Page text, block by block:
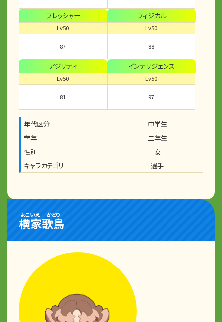
プレッシャー
Lv50
87
フィジカル
Lv50
88
アジリティ
Lv50
81
インテリジェンス
Lv50
97
年代区分
中学生
学年
二年生
性別
女
キャラカテゴリ
選手
横家
よこいえ
歌鳥
かとり